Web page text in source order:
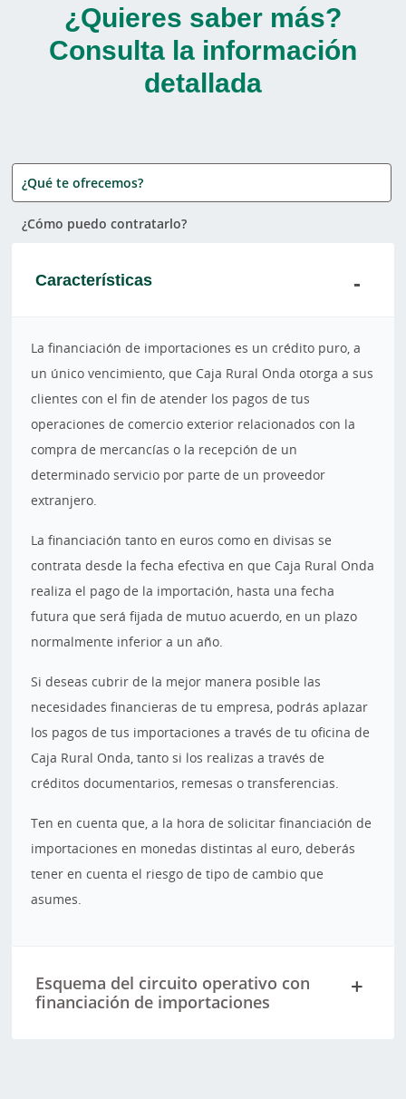
¿Quieres saber más?
Consulta la información
detallada
¿Qué te ofrecemos?
¿Cómo puedo contratarlo?
Características
La financiación de importaciones es un crédito puro, a
un único vencimiento, que Caja Rural Onda otorga a sus
clientes con el fin de atender los pagos de tus
operaciones de comercio exterior relacionados con la
compra de mercancías o la recepción de un
determinado servicio por parte de un proveedor
extranjero.
La financiación tanto en euros como en divisas se
contrata desde la fecha efectiva en que Caja Rural Onda
realiza el pago de la importación, hasta una fecha
futura que será fijada de mutuo acuerdo, en un plazo
normalmente inferior a un año.
Si deseas cubrir de la mejor manera posible las
necesidades financieras de tu empresa, podrás aplazar
los pagos de tus importaciones a través de tu oficina de
Caja Rural Onda, tanto si los realizas a través de
créditos documentarios, remesas o transferencias.
Ten en cuenta que, a la hora de solicitar financiación de
importaciones en monedas distintas al euro, deberás
tener en cuenta el riesgo de tipo de cambio que
asumes.
Esquema del circuito operativo con
financiación de importaciones